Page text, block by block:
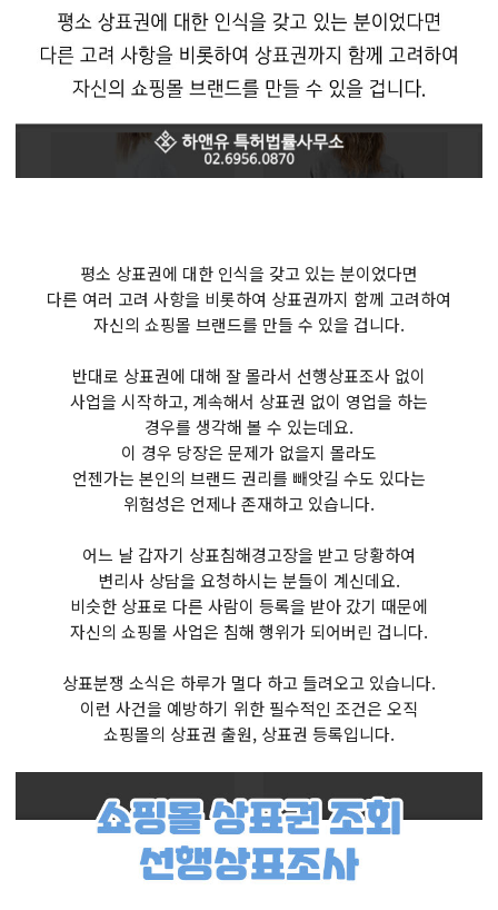
평소 상표권에 대한 인식을 갖고 있는 분이었다면
다른 여러 고려 사항을 비롯하여 상표권까지 함께 고려하여
자신의 쇼핑몰 브랜드를 만들 수 있을 겁니다.
반대로 상표권에 대해 잘 몰라서 선행상표조사 없이
사업을 시작하고, 계속해서 상표권 없이 영업을 하는
경우를 생각해 볼 수 있는데요.
이 경우 당장은 문제가 없을지 몰라도
언젠가는 본인의 브랜드 권리를 빼앗길 수도 있다는
위험성은 언제나 존재하고 있습니다.
어느 날 갑자기 상표침해경고장을 받고 당황하여
변리사 상담을 요청하시는 분들이 계신데요.
비슷한 상표로 다른 사람이 등록을 받아 갔기 때문에
자신의 쇼핑몰 사업은 침해 행위가 되어버린 겁니다.
상표분쟁 소식은 하루가 멀다 하고 들려오고 있습니다.
이런 사건을 예방하기 위한 필수적인 조건은 오직
쇼핑몰의 상표권 출원, 상표권 등록입니다.